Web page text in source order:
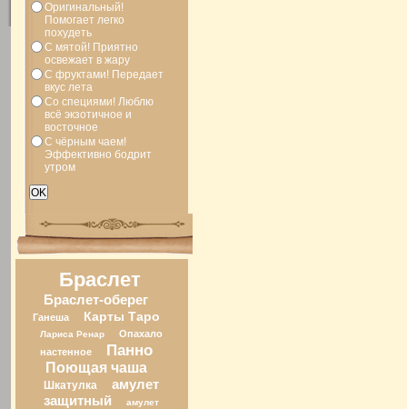
Оригинальный!
Помогает легко
похудеть
С мятой! Приятно
освежает в жару
С фруктами! Передает
вкус лета
Со специями! Люблю
всё экзотичное и
восточное
С чёрным чаем!
Эффективно бодрит
утром
Браслет
Браслет-оберег
Ганеша Карты Таро
Лариса Ренар
Опахало
настенное
Панно
Поющая чаша
Шкатулка
амулет
защитный
амулет